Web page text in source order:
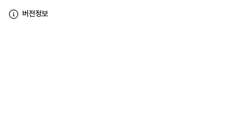
버전정보